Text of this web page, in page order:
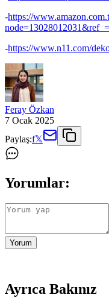
-https://
-https://www.n11.com/
Feray Özkan
7 Ocak 2025
Paylaş:f𝕏
Yorumlar:
Yorum
Ayrıca Bakınız